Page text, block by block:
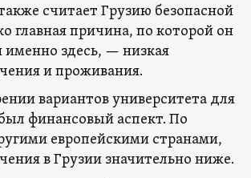
считает Грузию безопасной
главная причина, по которой он
здесь, — низкая
и проживания.
вариантов университета для
финансовый аспект. По
европейскими странами,
в Грузии значительно ниже.